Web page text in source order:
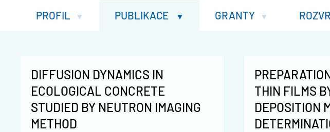
PROFIL PUBLIKACE GRANTY
DIFFUSION DYNAMICS IN
ECOLOGICAL CONCRETE
STUDIED BY NEUTRON IMAGING
METHOD
THIN FILMS
DEPOSITION